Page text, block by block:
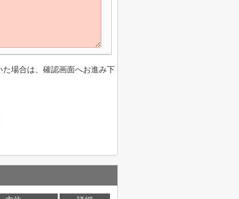
場合は、確認画面へお進み下